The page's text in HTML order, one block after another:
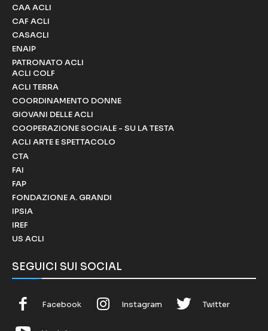
CAA ACLI
CAF ACLI
CASACLI
ENAIP
PATRONATO ACLI
ACLI COLF
ACLI TERRA
COORDINAMENTO DONNE
GIOVANI DELLE ACLI
COOPERAZIONE SOCIALE - SU LA TESTA
ACLI ARTE E SPETTACOLO
CTA
FAI
FAP
FONDAZIONE A. GRANDI
IPSIA
IREF
US ACLI
SEGUICI SUI SOCIAL
Facebook Instagram Twitter